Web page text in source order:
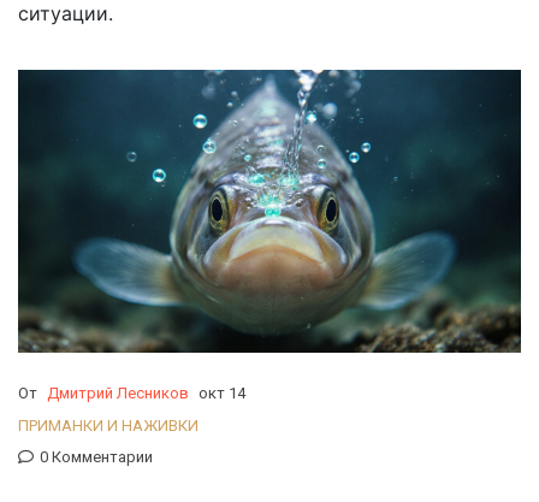
ситуации.
От Дмитрий Лесников окт 14
ПРИМАНКИ И НАЖИВКИ
0 Комментарии